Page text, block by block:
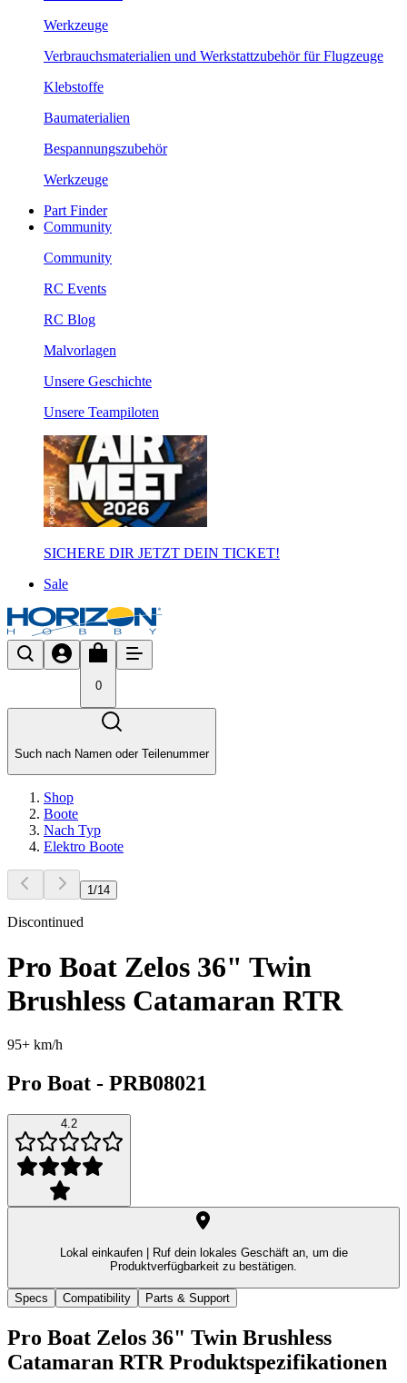
Werkzeuge
Verbrauchsmaterialien und Werkstattzubehör für Flugzeuge
Klebstoffe
Baumaterialien
Bespannungszubehör
Werkzeuge
Part Finder
Community
Community
RC Events
RC Blog
Malvorlagen
Unsere Geschichte
Unsere Teampiloten
SICHERE DIR JETZT DEIN TICKET!
Sale
0
Such nach Namen oder Teilenummer
Shop
Boote
Nach Typ
Elektro Boote
1/14
Discontinued
Pro Boat Zelos 36" Twin
Brushless Catamaran RTR
95+ km/h
Pro Boat - PRB08021
4.2
Lokal einkaufen |
Ruf dein lokales Geschäft an, um die
Produktverfügbarkeit zu bestätigen.
Specs Compatibility Parts & Support
Pro Boat Zelos 36" Twin Brushless
Catamaran RTR Produktspezifikationen